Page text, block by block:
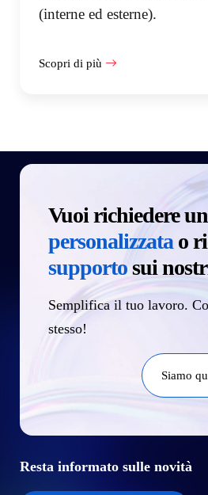
(interne ed esterne).
Scopri di più
Vuoi richiedere
personalizzatao
supportosui
Semplifica il tuo lavoro.
stesso!
Siamo
Resta informato sulle novità